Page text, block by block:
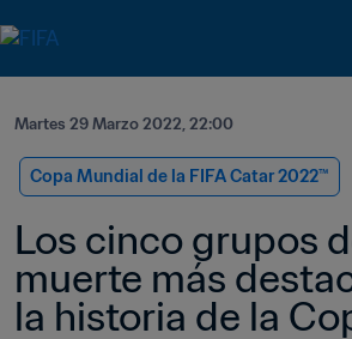
Martes 29 Marzo 2022, 22:00
Copa Mundial de la FIFA Catar 2022™
Los cinco grupos
muerte más
la historia de la